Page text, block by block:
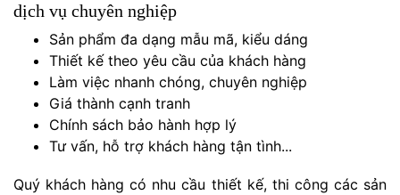
dịch vụ chuyên nghiệp
Sản phẩm đa dạng mẫu mã, kiểu dáng
Thiết kế theo yêu cầu của khách hàng
Làm việc nhanh chóng, chuyên nghiệp
Giá thành cạnh tranh
Chính sách bảo hành hợp lý
Tư vấn, hỗ trợ khách hàng tận tình...
Quý khách hàng có nhu cầu thiết kế, thi công các sản